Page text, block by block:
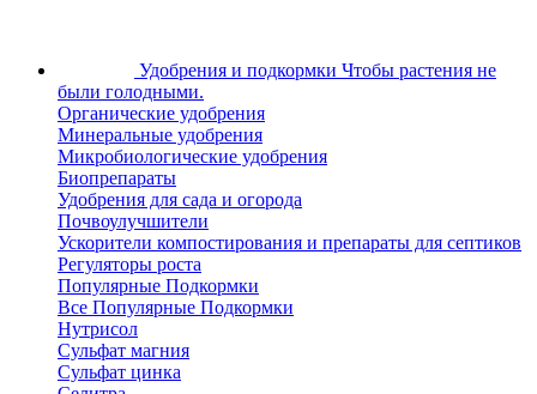
Удобрения и подкормки Чтобы растения не
были голодными.
Органические удобрения
Минеральные удобрения
Микробиологические удобрения
Биопрепараты
Удобрения для сада и огорода
Почвоулучшители
Ускорители компостирования и препараты для септиков
Регуляторы роста
Популярные Подкормки
Все Популярные Подкормки
Нутрисол
Сульфат магния
Сульфат цинка